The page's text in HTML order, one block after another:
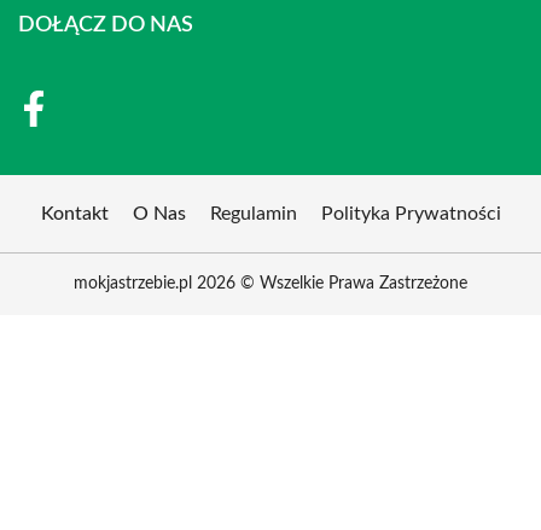
DOŁĄCZ DO NAS
Kontakt O Nas Regulamin Polityka Prywatności
mokjastrzebie.pl 2026 © Wszelkie Prawa Zastrzeżone